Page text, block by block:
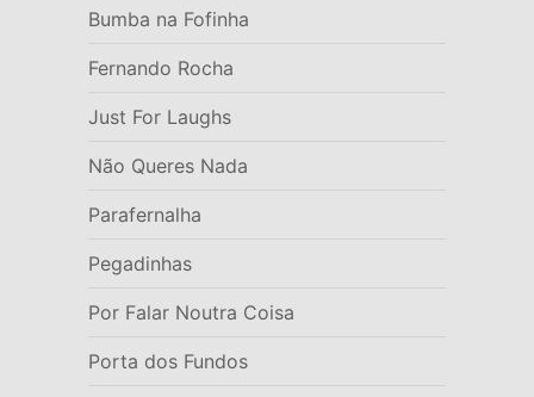
Bumba na Fofinha
Fernando Rocha
Just For Laughs
Não Queres Nada
Parafernalha
Pegadinhas
Por Falar Noutra Coisa
Porta dos Fundos